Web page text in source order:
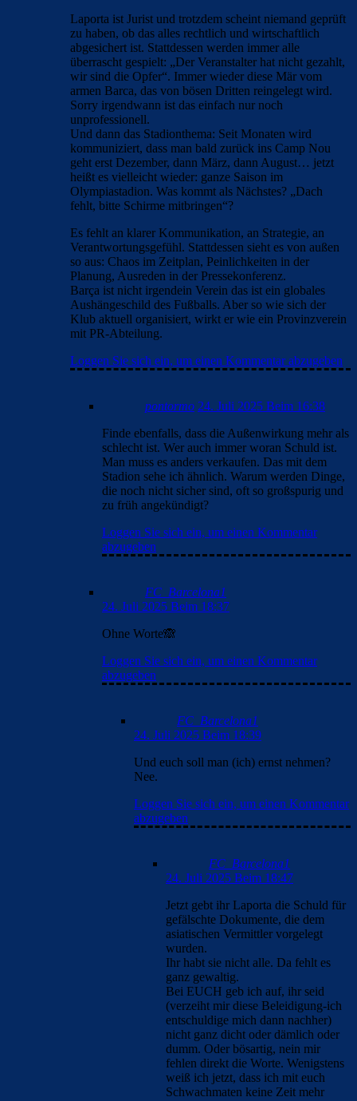
Laporta ist Jurist und trotzdem scheint niemand geprüft
zu haben, ob das alles rechtlich und wirtschaftlich
abgesichert ist. Stattdessen werden immer alle
überrascht gespielt: „Der Veranstalter hat nicht gezahlt,
wir sind die Opfer“. Immer wieder diese Mär vom
armen Barca, das von bösen Dritten reingelegt wird.
Sorry irgendwann ist das einfach nur noch
unprofessionell.
Und dann das Stadionthema: Seit Monaten wird
kommuniziert, dass man bald zurück ins Camp Nou
geht erst Dezember, dann März, dann August… jetzt
heißt es vielleicht wieder: ganze Saison im
Olympiastadion. Was kommt als Nächstes? „Dach
fehlt, bitte Schirme mitbringen“?
Es fehlt an klarer Kommunikation, an Strategie, an
Verantwortungsgefühl. Stattdessen sieht es von außen
so aus: Chaos im Zeitplan, Peinlichkeiten in der
Planung, Ausreden in der Pressekonferenz.
Barça ist nicht irgendein Verein das ist ein globales
Aushängeschild des Fußballs. Aber so wie sich der
Klub aktuell organisiert, wirkt er wie ein Provinzverein
mit PR-Abteilung.
Loggen Sie sich ein, um einen Kommentar abzugeben
pontormo 24. Juli 2025 Beim 16:38
Finde ebenfalls, dass die Außenwirkung mehr als
schlecht ist. Wer auch immer woran Schuld ist.
Man muss es anders verkaufen. Das mit dem
Stadion sehe ich ähnlich. Warum werden Dinge,
die noch nicht sicher sind, oft so großspurig und
zu früh angekündigt?
Loggen Sie sich ein, um einen Kommentar
abzugeben
FC_Barcelona1
24. Juli 2025 Beim 18:37
Ohne Worte🙈
Loggen Sie sich ein, um einen Kommentar
abzugeben
FC_Barcelona1
24. Juli 2025 Beim 18:39
Und euch soll man (ich) ernst nehmen?
Nee.
Loggen Sie sich ein, um einen Kommentar
abzugeben
FC_Barcelona1
24. Juli 2025 Beim 18:47
Jetzt gebt ihr Laporta die Schuld für
gefälschte Dokumente, die dem
asiatischen Vermittler vorgelegt
wurden.
Ihr habt sie nicht alle. Da fehlt es
ganz gewaltig.
Bei EUCH geb ich auf, ihr seid
(verzeiht mir diese Beleidigung-ich
entschuldige mich dann nachher)
nicht ganz dicht oder dämlich oder
dumm. Oder bösartig, nein mir
fehlen direkt die Worte. Wenigstens
weiß ich jetzt, dass ich mit euch
Schwachmaten keine Zeit mehr